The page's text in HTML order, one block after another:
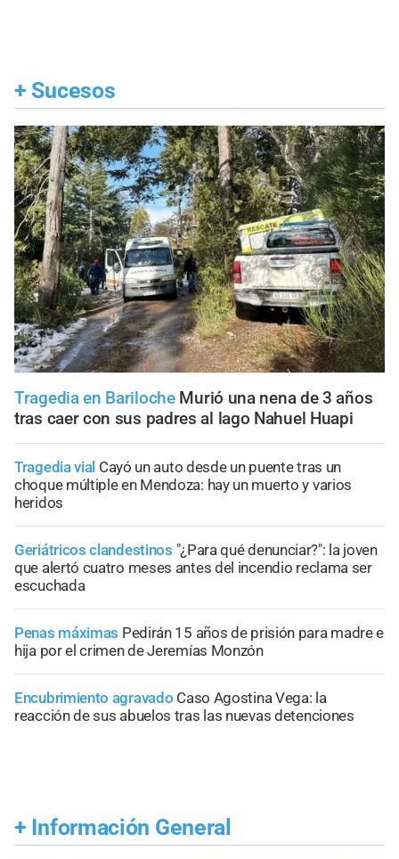
+ Sucesos
Tragedia en Bariloche Murió una nena de 3 años
tras caer con sus padres al lago Nahuel Huapi
Tragedia vial Cayó un auto desde un puente tras un
choque múltiple en Mendoza: hay un muerto y varios
heridos
Geriátricos clandestinos "¿Para qué denunciar?": la joven
que alertó cuatro meses antes del incendio reclama ser
escuchada
Penas máximas Pedirán 15 años de prisión para madre e
hija por el crimen de Jeremías Monzón
Encubrimiento agravado Caso Agostina Vega: la
reacción de sus abuelos tras las nuevas detenciones
+ Información General